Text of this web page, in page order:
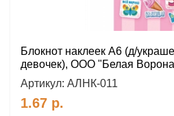
Блокнот наклеек А6 (д/
девочек), ООО "Белая
Артикул: АЛНК-011
1.67 р.